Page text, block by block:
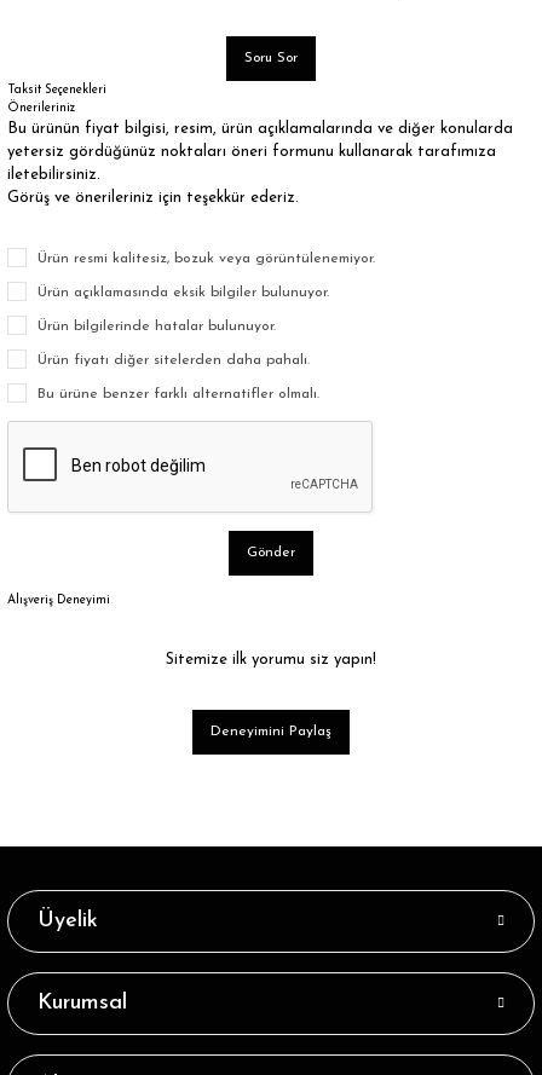
Soru Sor
Taksit Seçenekleri
Önerileriniz
Bu ürünün fiyat bilgisi, resim, ürün açıklamalarında ve diğer konularda
yetersiz gördüğünüz noktaları öneri formunu kullanarak tarafımıza
iletebilirsiniz.
Görüş ve önerileriniz için teşekkür ederiz.
Ürün resmi kalitesiz, bozuk veya görüntülenemiyor.
Ürün açıklamasında eksik bilgiler bulunuyor.
Ürün bilgilerinde hatalar bulunuyor.
Ürün fiyatı diğer sitelerden daha pahalı.
Bu ürüne benzer farklı alternatifler olmalı.
Gönder
Alışveriş Deneyimi
Sitemize ilk yorumu siz yapın!
Deneyimini Paylaş
Üyelik
Kurumsal